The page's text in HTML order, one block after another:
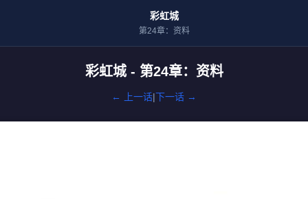
彩虹城
第24章：资料
彩虹城 - 第24章：资料
← 上一话|下一话 →